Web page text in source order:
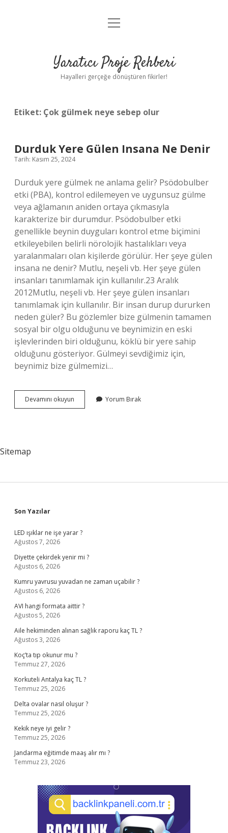
Anasayfa
Yasal Uyarı
menüyü
Yaratıcı Proje Rehberi
Hayalleri gerçeğe dönüştüren fikirler!
Etiket: Çok gülmek neye sebep olur
Durduk Yere Gülen Insana Ne Denir
Tarih: Kasım 25, 2024
Durduk yere gülmek ne anlama gelir? Psödobulber
etki (PBA), kontrol edilemeyen ve uygunsuz gülme
veya ağlamanın aniden ortaya çıkmasıyla
karakterize bir durumdur. Psödobulber etki
genellikle beynin duyguları kontrol etme biçimini
etkileyebilen belirli nörolojik hastalıkları veya
yaralanmaları olan kişilerde görülür. Her şeye gülen
insana ne denir? Mutlu, neşeli vb. Her şeye gülen
insanları tanımlamak için kullanılır.23 Aralık
2012Mutlu, neşeli vb. Her şeye gülen insanları
tanımlamak için kullanılır. Bir insan durup dururken
neden güler? Bu gözlemler bize gülmenin tamamen
sosyal bir olgu olduğunu ve beynimizin en eski
işlevlerinden biri olduğunu, köklü bir yere sahip
olduğunu gösteriyor. Gülmeyi sevdiğimiz için,
beynimiz bize gülmemizi…
Devamını okuyun
Yere
Yorum Bırak
Sitemap
Sidebar
Son Yazılar
LED ışıklar ne işe yarar ?
Ağustos 7, 2026
Diyette çekirdek yenir mi ?
Ağustos 6, 2026
Kumru yavrusu yuvadan ne zaman uçabilir ?
Ağustos 6, 2026
AVI hangi formata aittir ?
Ağustos 5, 2026
Aile hekiminden alınan sağlık raporu kaç TL ?
Ağustos 3, 2026
Koç’ta tıp okunur mu ?
Temmuz 27, 2026
Korkuteli Antalya kaç TL ?
Temmuz 25, 2026
Delta ovalar nasıl oluşur ?
Temmuz 25, 2026
Kekik neye iyi gelir ?
Temmuz 25, 2026
Jandarma eğitimde maaş alır mı ?
Temmuz 23, 2026